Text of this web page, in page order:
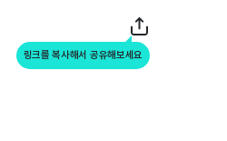
링크를 복사해서 공유해보세요